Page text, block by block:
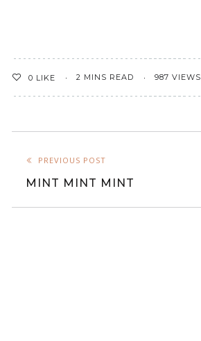
0 LIKE 2 MINS READ 987 VIEWS
PREVIOUS POST
MINT MINT MINT